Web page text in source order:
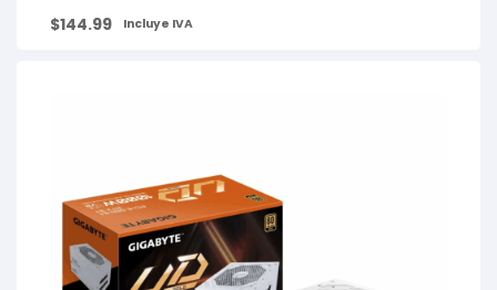
$144.99 Incluye IVA